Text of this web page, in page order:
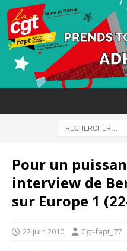
Pour un
interview de
sur Europe 1
22 juin 2010 Cgt-fapt_77